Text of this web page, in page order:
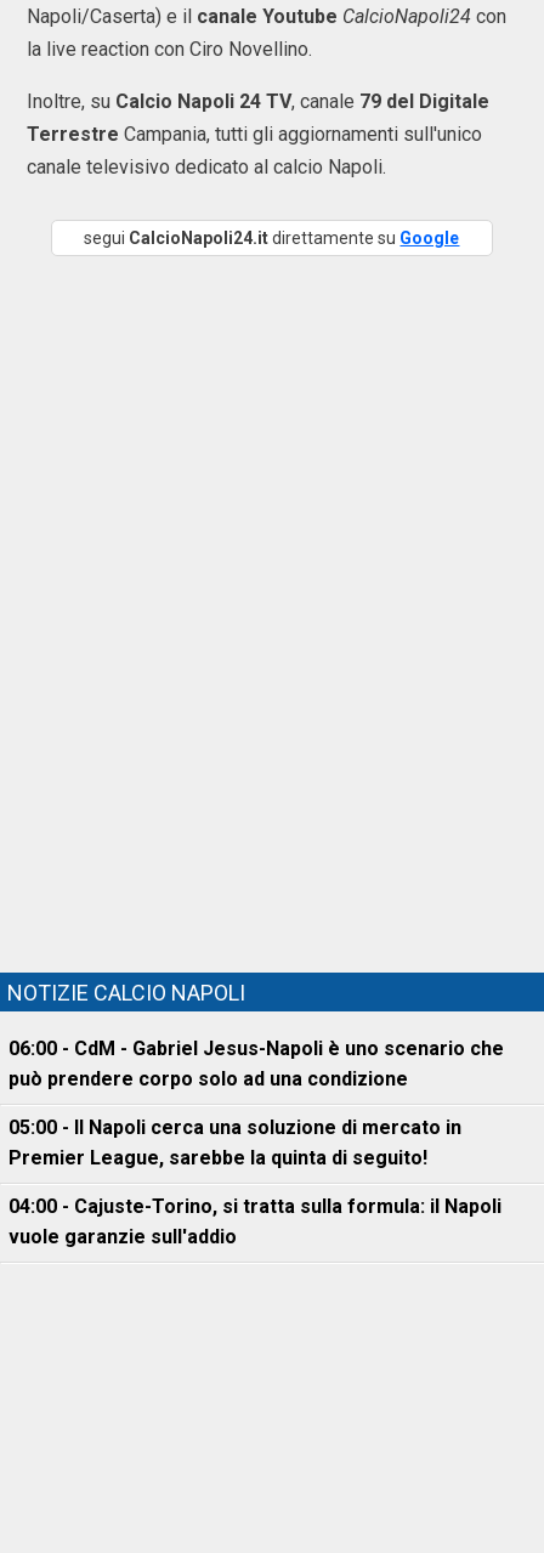
Napoli/Caserta) e il canale Youtube CalcioNapoli24 con
la live reaction con Ciro Novellino.
Inoltre, su Calcio Napoli 24 TV, canale 79 del Digitale
Terrestre Campania, tutti gli aggiornamenti sull'unico
canale televisivo dedicato al calcio Napoli.
segui CalcioNapoli24.itdirettamente su Google
NOTIZIE CALCIO NAPOLI
06:00 - CdM - Gabriel Jesus-Napoli è uno scenario che
può prendere corpo solo ad una condizione
05:00 - Il Napoli cerca una soluzione di mercato in
Premier League, sarebbe la quinta di seguito!
04:00 - Cajuste-Torino, si tratta sulla formula: il Napoli
vuole garanzie sull'addio